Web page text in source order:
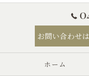
お問い合わせ
ホーム